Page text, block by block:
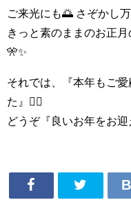
ご来光にも🌅 さぞかし
きっと素のままのお正
🎌✨
それでは、『本年もご
た』🙇‍♀
どうぞ『良いお年をお